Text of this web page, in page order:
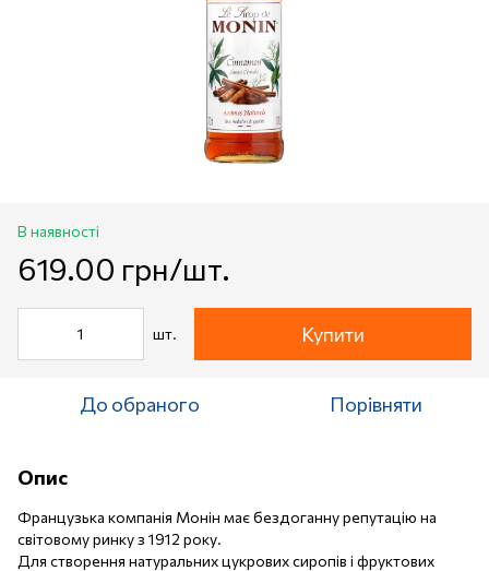
В наявності
619.00 грн/шт.
шт. Купити
До обраного Порівняти
Опис
Французька компанія Монін має бездоганну репутацію на
світовому ринку з 1912 року.
Для створення натуральних цукрових сиропів і фруктових